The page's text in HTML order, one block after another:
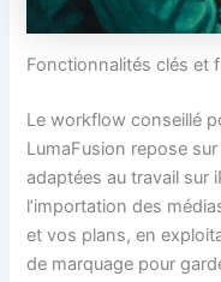
Fonctionnalités clés et
Le workflow conseillé
LumaFusion repose
adaptées au travail sur
l’importation des
et vos plans, en
de marquage pour